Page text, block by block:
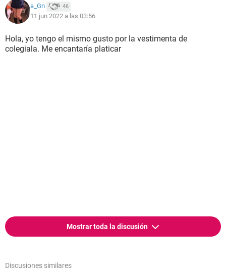
a_Gn 46
11 jun 2022 a las 03:56
Hola, yo tengo el mismo gusto por la vestimenta de
colegiala. Me encantaría platicar
Mostrar toda la discusión
Discusiones similares